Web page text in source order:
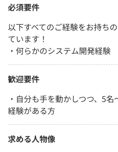
必須要件
以下すべてのご経験をお持ち
ています！
・何らかのシステム開発経
歓迎要件
・自分も手を動かしつつ、5
経験がある方
求める人物像